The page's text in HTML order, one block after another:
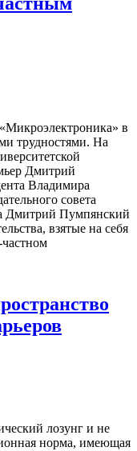
в
трудностями. На
Дмитрий
Владимира
совета
Дмитрий Пумпянский
взятые на себя
частном
лозунг и не
норма, имеющая